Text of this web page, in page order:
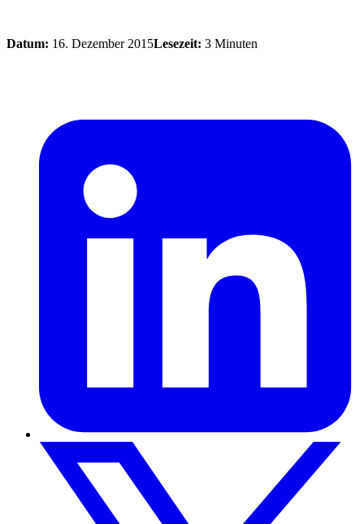
Datum: 16. Dezember 2015Lesezeit: 3 Minuten